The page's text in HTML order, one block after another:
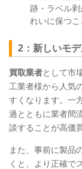
跡・ラベル
れいに保つこ
2：新しいモ
買取業者として市
工業者様から人気
すくなります。一
過とともに業者間
談することが高価
また、事前に製品
くと、より正確で